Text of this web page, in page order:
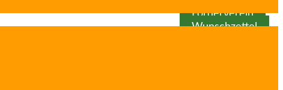
Förderverein
Wunschzettel